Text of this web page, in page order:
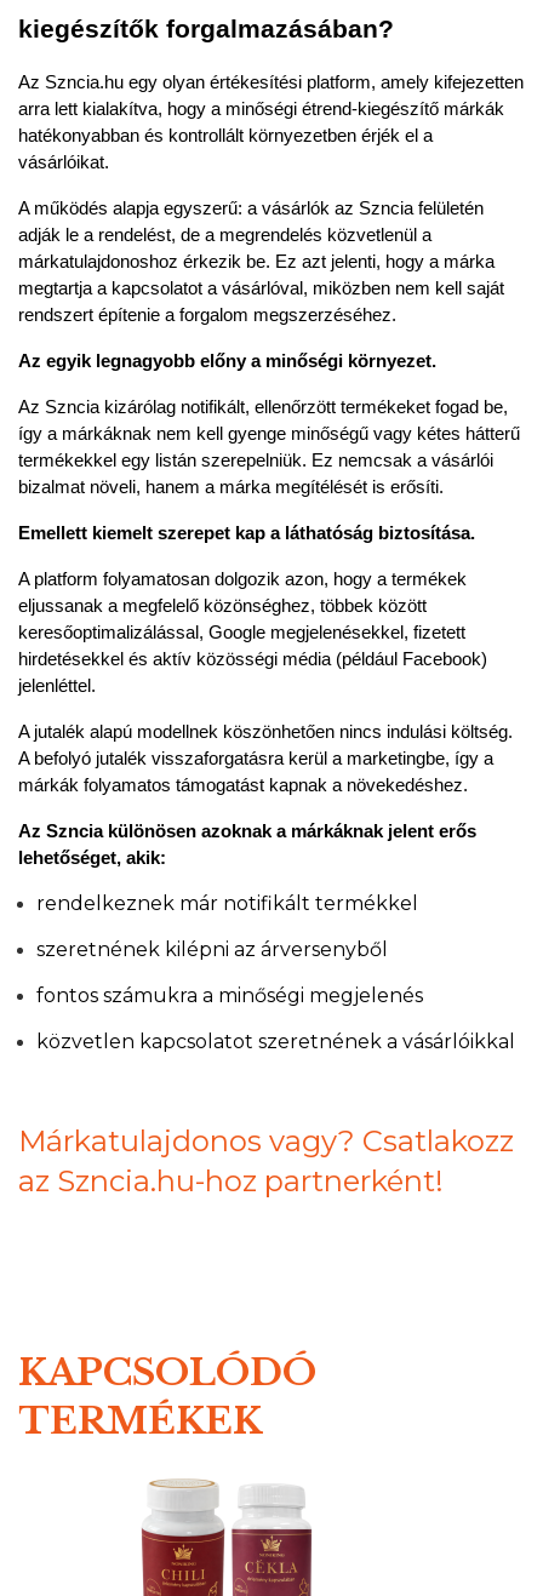
kiegészítők forgalmazásában?
Az Szncia.hu egy olyan értékesítési platform, amely kifejezetten
arra lett kialakítva, hogy a minőségi étrend-kiegészítő márkák
hatékonyabban és kontrollált környezetben érjék el a
vásárlóikat.
A működés alapja egyszerű: a vásárlók az Szncia felületén
adják le a rendelést, de a megrendelés közvetlenül a
márkatulajdonoshoz érkezik be. Ez azt jelenti, hogy a márka
megtartja a kapcsolatot a vásárlóval, miközben nem kell saját
rendszert építenie a forgalom megszerzéséhez.
Az egyik legnagyobb előny a minőségi környezet.
Az Szncia kizárólag notifikált, ellenőrzött termékeket fogad be,
így a márkáknak nem kell gyenge minőségű vagy kétes hátterű
termékekkel egy listán szerepelniük. Ez nemcsak a vásárlói
bizalmat növeli, hanem a márka megítélését is erősíti.
Emellett kiemelt szerepet kap a láthatóság biztosítása.
A platform folyamatosan dolgozik azon, hogy a termékek
eljussanak a megfelelő közönséghez, többek között
keresőoptimalizálással, Google megjelenésekkel, fizetett
hirdetésekkel és aktív közösségi média (például Facebook)
jelenléttel.
A jutalék alapú modellnek köszönhetően nincs indulási költség.
A befolyó jutalék visszaforgatásra kerül a marketingbe, így a
márkák folyamatos támogatást kapnak a növekedéshez.
Az Szncia különösen azoknak a márkáknak jelent erős
lehetőséget, akik:
rendelkeznek már notifikált termékkel
szeretnének kilépni az árversenyből
fontos számukra a minőségi megjelenés
közvetlen kapcsolatot szeretnének a vásárlóikkal
Márkatulajdonos vagy? Csatlakozz
az Szncia.hu-hoz partnerként!
KAPCSOLÓDÓ
TERMÉKEK